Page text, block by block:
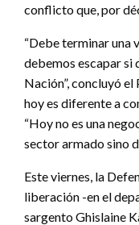
conflicto que, por
“Debe terminar una
debemos escapar si
Nación”, concluyó
hoy es diferente a
“Hoy no es una
sector armado sino
Este viernes, la
liberación -en el
sargento Ghislaine